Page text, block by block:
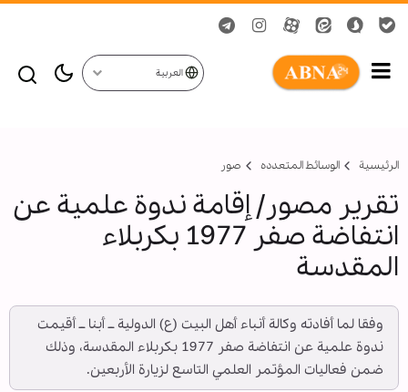
العربية
الرئيسية الوسائط المتعدده صور
تقرير مصور/ إقامة ندوة علمية عن
انتفاضة صفر 1977 بكربلاء
المقدسة
وفقا لما أفادته وكالة أنباء أهل البيت (ع) الدولية ــ أبنا ــ أقيمت
ندوة علمية عن انتفاضة صفر 1977 بكربلاء المقدسة، وذلك
ضمن فعاليات المؤتمر العلمي التاسع لزيارة الأربعين.